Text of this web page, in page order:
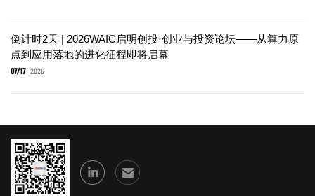
倒计时2天 | 2026WAIC启明创投·创业与投资论坛——从算力原
点到应用落地的进化征程即将启幕
07/17 2026